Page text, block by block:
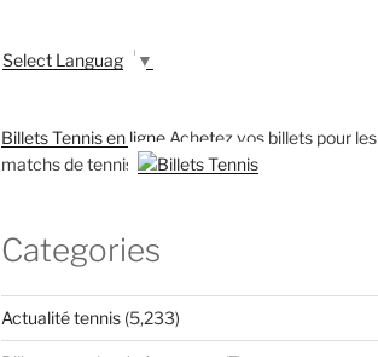
Select Language ▼
Billets Tennis en ligne Achetez vos billets pour les
matchs de tennis
Categories
Actualité tennis (5,233)